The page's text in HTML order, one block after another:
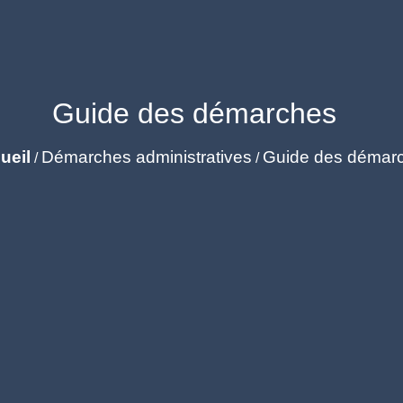
Guide des démarches
/ Démarches administratives / Guide des